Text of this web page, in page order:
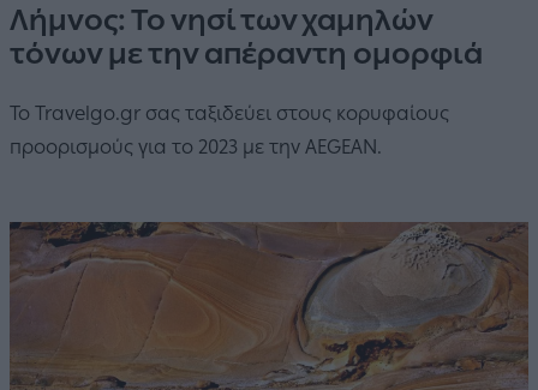
Λήμνος: Το νησί των χαμηλών
τόνων με την απέραντη ομορφιά
Το Travelgo.gr σας ταξιδεύει στους κορυφαίους
προορισμούς για το 2023 με την AEGEAN.